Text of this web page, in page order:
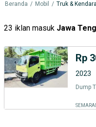
Beranda / Mobil / Truk &
23 iklan masuk Jawa
Rp
2023